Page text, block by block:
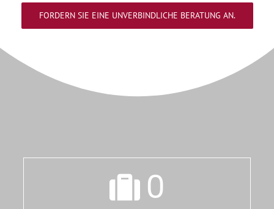
FOR­DERN SIE EINE UNVER­BIND­LI­CHE BERA­TUNG AN.
0